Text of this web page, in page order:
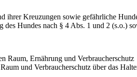
ihrer Kreuzungen sowie gefährliche
Hundes nach § 4 Abs. 1 und 2 (s.o.)
Raum, Ernährung und Verbraucherschutz
und Verbraucherschutz über das